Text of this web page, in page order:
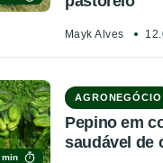
Mayk Alves
min
AGRONEGÓCIO
Pepino em
saudável de